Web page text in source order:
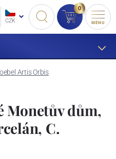
CZK
0
MENU
Artis Orbis
Monetův dům,
C.